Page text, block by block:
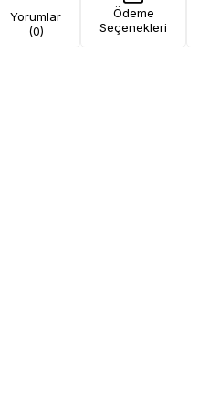
Yorumlar
(0)
Ödeme
Seçenekleri